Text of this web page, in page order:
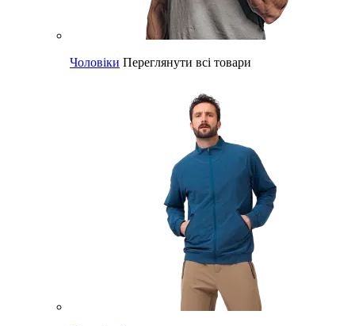
Чоловіки Переглянути всі товари